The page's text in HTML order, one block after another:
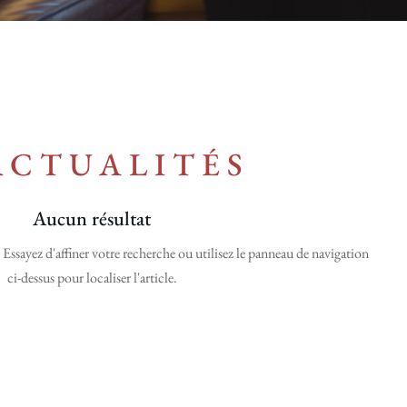
Aucun résultat
d'affiner votre recherche ou utilisez le panneau de navigation
ci-dessus pour localiser l'article.